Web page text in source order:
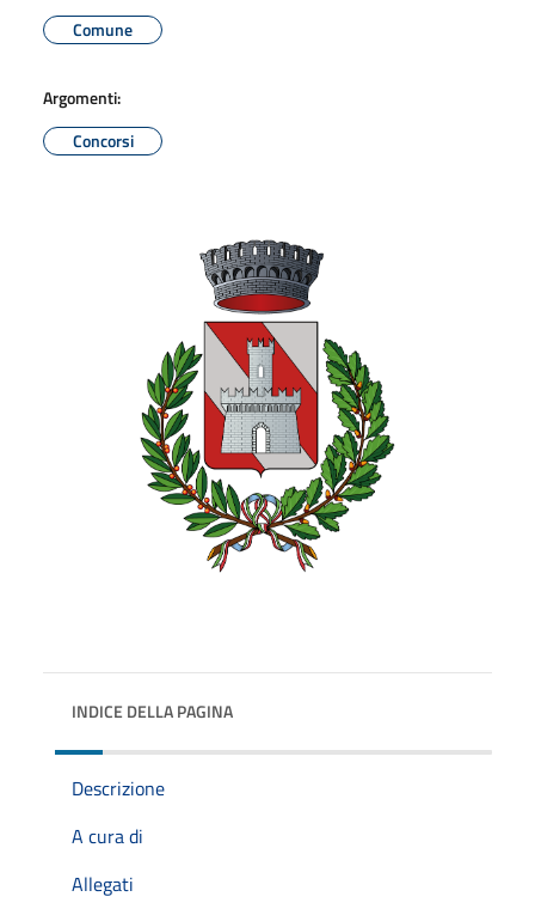
Comune
Argomenti:
Concorsi
INDICE DELLA PAGINA
Descrizione
A cura di
Allegati